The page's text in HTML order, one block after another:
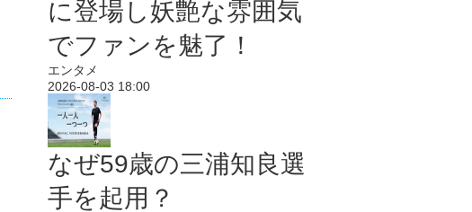
に登場し妖艶な雰囲気
でファンを魅了！
エンタメ
2026-08-03 18:00
なぜ59歳の三浦知良選
手を起用？